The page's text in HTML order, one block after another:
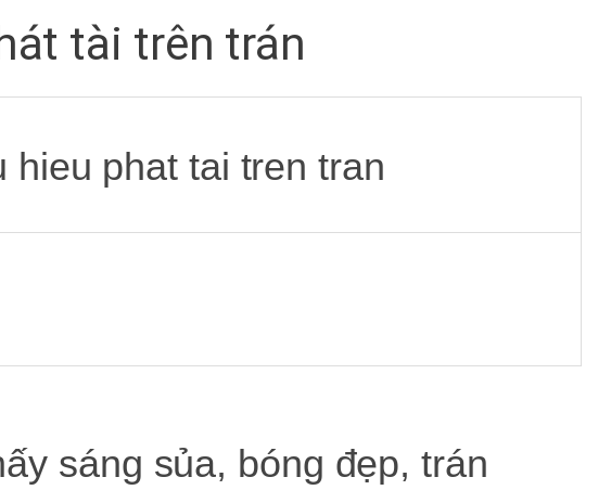
tài trên trán
sáng sủa, bóng đẹp, trán